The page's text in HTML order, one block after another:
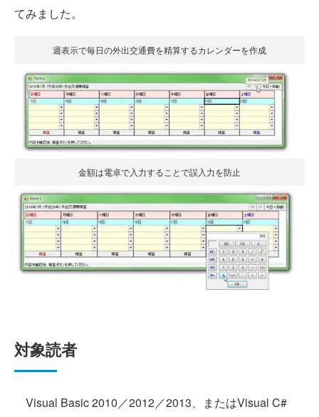
てみました。
週表示で毎日の外出交通費を精算するカレンダーを作成
金額は電卓で入力することで誤入力を防止
対象読者
Visual Basic 2010／2012／2013、またはVisual C#